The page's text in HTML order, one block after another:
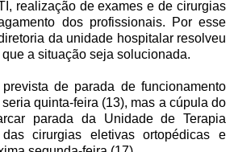
realização de exames e de cirurgias
dos profissionais. Por esse
da unidade hospitalar resolveu
a situação seja solucionada.
de parada de funcionamento
quinta-feira (13), mas a cúpula do
parada da Unidade de Terapia
cirurgias eletivas ortopédicas e